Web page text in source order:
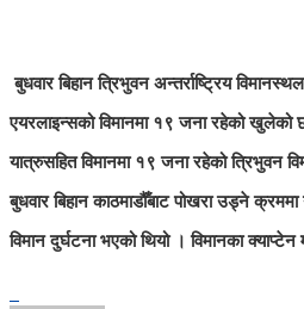
बुधवार बिहान त्रिभुवन अन्तर्राष्ट्रिय
एयरलाइन्सको विमानमा १९ जना रहेको
यात्रुसहित विमानमा १९ जना रहेको त्रिभुवन
बुधवार बिहान काठमाडौँबाट पोखरा उड्ने
विमान दुर्घटना भएको थियो । विमानका